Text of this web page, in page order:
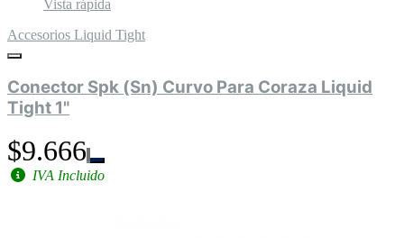
Vista rápida
Accesorios Liquid Tight
Conector Spk (Sn) Curvo Para Coraza Liquid
Tight 1"
$9.666
IVA Incluido